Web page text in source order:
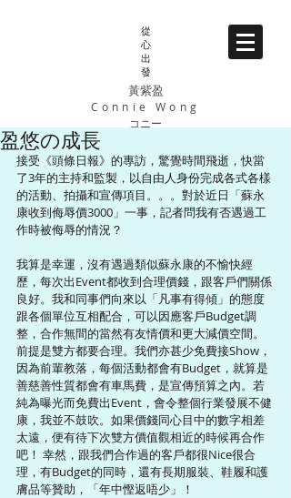
從
心
出
發
黃紫盈
Connie Wong
コニー
盈悠の成長
接受《頭條日報》的專訪，驚覺時間飛逝，快當
了3年的主持和監製，以自由人身份完成各式各樣
的活動、拍攝和宣傳項目。。。對於近日「蘇永
康收到侮辱價3000」一事，記者問我有否遇過工
作時被侮辱的情況？
我算是幸運，沒有遇過類似蘇永康的不愉快經
歷，每次出Event都收到合理價錢，跟客戶們關係
良好。我和同事們向來以「凡事有得傾」的態度
跟各個單位互相配合，可以因應客戶Budget調
整，合作無間的當然有友情價和更大減價空間。
前提是雙方都要合理。我們亦甚少免費接Show，
因為前輩教落，每個活動都會有Budget，就算是
善慈善性質都會有車馬費，是宣傳預算之內。若
純為曝光而免費出Event，會令整個行業發展不健
康，我並不鼓吹。如果價錢同心目中的數字相差
太遠，便有待下次雙方價值觀相近的時候再合作
吧！ 幸然，跟我們合作過的客戶都很Nice很合
理，有Budget的同時，還有長期服裝、鞋履和護
膚品等贊助，「年中慳返唔少」！